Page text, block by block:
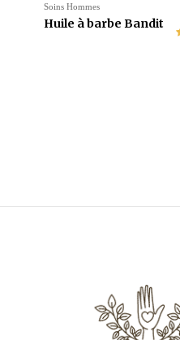
Soins Hommes
Huile à barbe Bandit